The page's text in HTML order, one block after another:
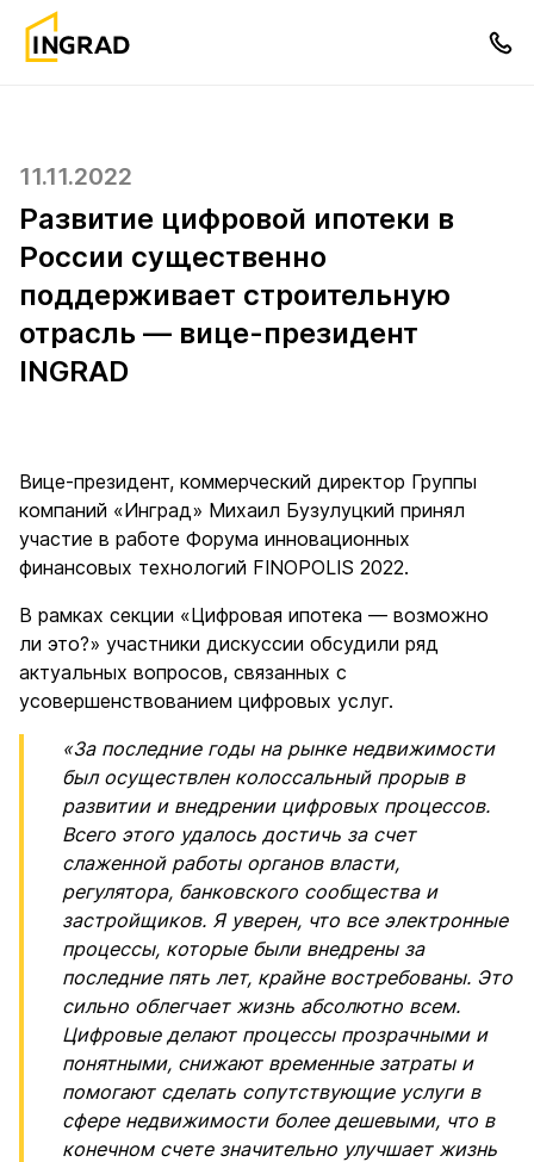
11.11.2022
Развитие цифровой ипотеки в
России существенно
поддерживает строительную
отрасль — вице-президент
INGRAD
Вице-президент, коммерческий директор Группы
компаний «Инград» Михаил Бузулуцкий принял
участие в работе Форума инновационных
финансовых технологий FINOPOLIS 2022.
В рамках секции «Цифровая ипотека — возможно
ли это?» участники дискуссии обсудили ряд
актуальных вопросов, связанных с
усовершенствованием цифровых услуг.
«За последние годы на рынке недвижимости
был осуществлен колоссальный прорыв в
развитии и внедрении цифровых процессов.
Всего этого удалось достичь за счет
слаженной работы органов власти,
регулятора, банковского сообщества и
застройщиков. Я уверен, что все электронные
процессы, которые были внедрены за
последние пять лет, крайне востребованы. Это
сильно облегчает жизнь абсолютно всем.
Цифровые делают процессы прозрачными и
понятными, снижают временные затраты и
помогают сделать сопутствующие услуги в
сфере недвижимости более дешевыми, что в
конечном счете значительно улучшает жизнь